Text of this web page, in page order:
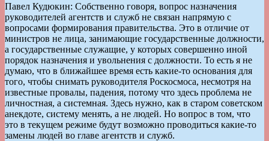
Павел Кудюкин: Собственно говоря, вопрос назначения
руководителей агентств и служб не связан напрямую с
вопросами формирования правительства. Это в отличие от
министров не лица, занимающие государственные должности,
а государственные служащие, у которых совершенно иной
порядок назначения и увольнения с должности. То есть я не
думаю, что в ближайшее время есть какие-то основания для
того, чтобы снимать руководителя Роскосмоса, несмотря на
известные провалы, падения, потому что здесь проблема не
личностная, а системная. Здесь нужно, как в старом советском
анекдоте, систему менять, а не людей. Но вопрос в том, что
это в текущем режиме будут возможно проводиться какие-то
замены людей во главе агентств и служб.